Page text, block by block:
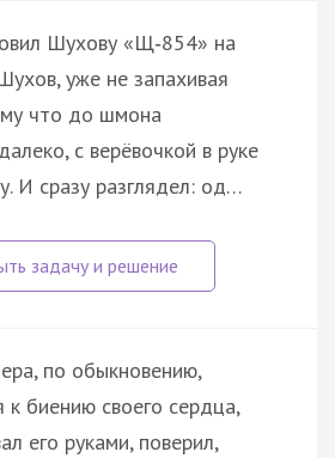
Шухову «Щ‑854» на
уже не запахивая
что до шмона
с верёвочкой в руке
И сразу разглядел: од…
по обыкновению,
к биению своего сердца,
его руками, поверил,